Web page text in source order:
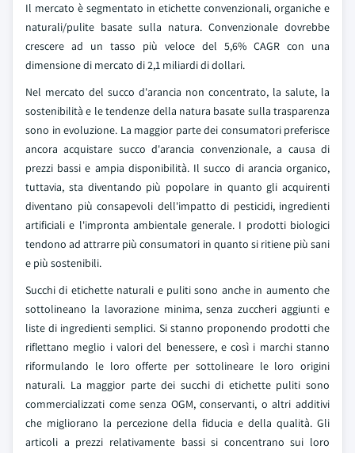
Il mercato è segmentato in etichette convenzionali, organiche e
naturali/pulite basate sulla natura. Convenzionale dovrebbe
crescere ad un tasso più veloce del 5,6% CAGR con una
dimensione di mercato di 2,1 miliardi di dollari.
Nel mercato del succo d'arancia non concentrato, la salute, la
sostenibilità e le tendenze della natura basate sulla trasparenza
sono in evoluzione. La maggior parte dei consumatori preferisce
ancora acquistare succo d'arancia convenzionale, a causa di
prezzi bassi e ampia disponibilità. Il succo di arancia organico,
tuttavia, sta diventando più popolare in quanto gli acquirenti
diventano più consapevoli dell'impatto di pesticidi, ingredienti
artificiali e l'impronta ambientale generale. I prodotti biologici
tendono ad attrarre più consumatori in quanto si ritiene più sani
e più sostenibili.
Succhi di etichette naturali e puliti sono anche in aumento che
sottolineano la lavorazione minima, senza zuccheri aggiunti e
liste di ingredienti semplici. Si stanno proponendo prodotti che
riflettano meglio i valori del benessere, e così i marchi stanno
riformulando le loro offerte per sottolineare le loro origini
naturali. La maggior parte dei succhi di etichette puliti sono
commercializzati come senza OGM, conservanti, o altri additivi
che migliorano la percezione della fiducia e della qualità. Gli
articoli a prezzi relativamente bassi si concentrano sui loro